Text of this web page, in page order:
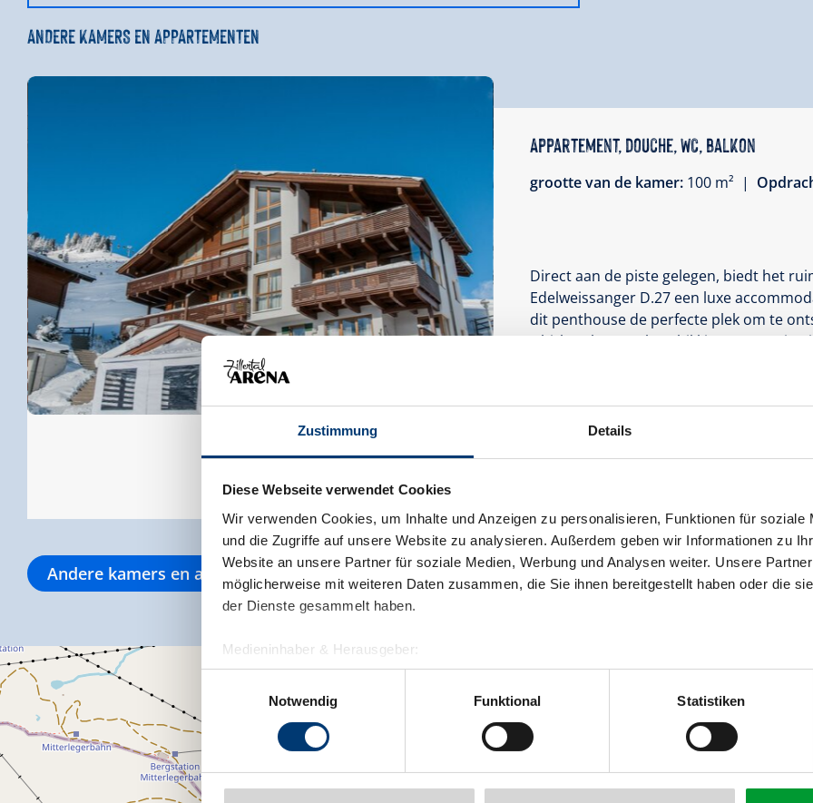
Zustimmung Details
Diese Webseite verwendet Cookies
Wir verwenden Cookies, um Inhalte und Anzeigen zu personalisieren, Funktionen für soziale
und die Zugriffe auf unsere Website zu analysieren. Außerdem geben wir Informationen zu
Website an unsere Partner für soziale Medien, Werbung und Analysen weiter. Unsere
möglicherweise mit weiteren Daten zusammen, die Sie ihnen bereitgestellt haben oder die
der Dienste gesammelt haben.
Medieninhaber & Herausgeber:
Zeller Bergbahnen Zillertal GmbH & Co KG
Rohr 23// A-6280 Zell am Ziller
www.zillertalarena.com
Notwendig
Funktional Statistiken
ANDERE KAMERS EN APPARTEMENTEN
Appartement, douche, WC, balkon
grootte van de kamer: 100 m² |
Direct aan de piste gelegen, biedt het
Edelweissanger D.27 een luxe
dit penthouse de perfecte plek om te
whirlpool tot uw beschikking. De
gemakken. Geniet van het
Uitrusting
Beschikbaarheidskalender
Andere kamers en appartementen
×